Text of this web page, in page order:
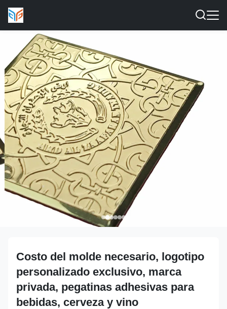
Costo del molde necesario, logotipo
personalizado exclusivo, marca
privada, pegatinas adhesivas para
bebidas, cerveza y vino